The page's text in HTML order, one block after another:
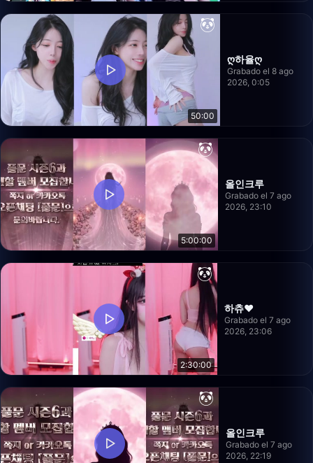
50:00
ღ하율ღ
Grabado el 8 ago
2026, 0:05
5:00:00
올인크루
Grabado el 7 ago
2026, 23:10
2:30:00
하츄♥
Grabado el 7 ago
2026, 23:06
올인크루
Grabado el 7 ago
2026, 22:19